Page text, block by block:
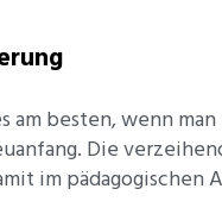
am besten, wenn
Die
im pädagogischen